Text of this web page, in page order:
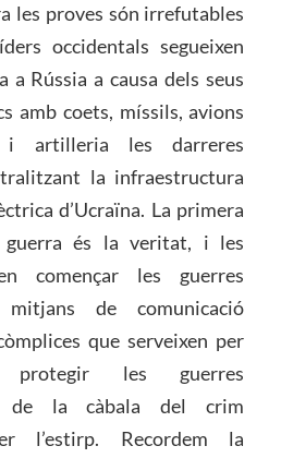
les proves són irrefutables
occidentals segueixen
a Rússia a causa dels seus
amb coets, míssils, avions
artilleria les darreres
la infraestructura
d’Ucraïna. La primera
és la veritat, i les
començar les guerres
de comunicació
que serveixen per
les guerres
de la càbala del crim
l’estirp. Recordem la